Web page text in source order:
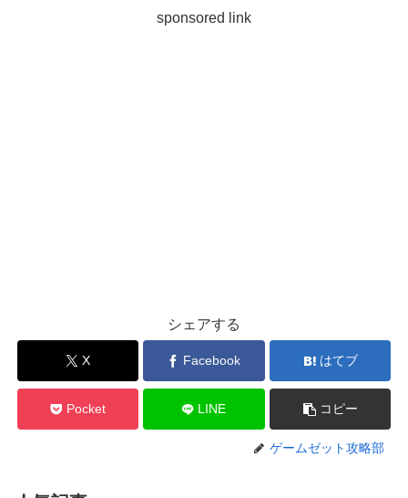
sponsored link
シェアする
X Facebook はてブ
Pocket LINE コピー
ゲームゼット攻略部